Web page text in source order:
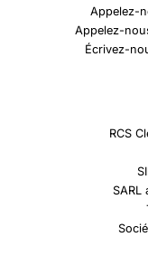
Appelez-
Appelez-
Écrivez-
RCS
SARL